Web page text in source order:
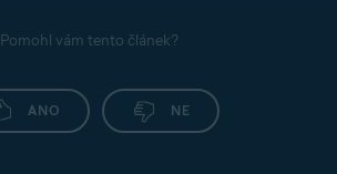
Pomohl vám tento článek?
ANO NE